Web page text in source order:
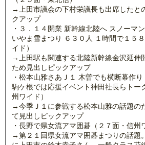
→上田市議会の下村栄議長も出席したと
クアップ
・３．１４開業 新幹線北陸へ スノーマ
いやま雪まつり ６３０人 １時間で１５
イド）
→上田駅も関連する北陸新幹線金沢延伸
ため見出しピックアップ
・松本山雅さあＪ１ 木曽でも横断幕作
駒ケ根では応援イベント神田社長らトー
州ワイド）
→今季Ｊ１に参戦する松本山雅の話題の
て見出しピックアップ
・長野で県女流アマ囲碁（２７面・信州
→第２１回県女流アマ囲碁まつりの話題